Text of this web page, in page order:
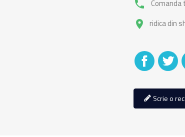
phone Comanda
place ridica din
Scrie o